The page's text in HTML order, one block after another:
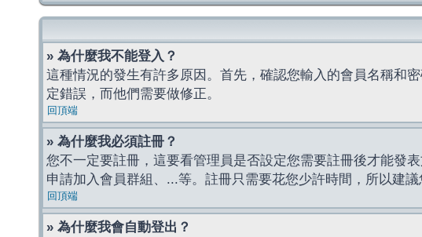
» 為什麼我不能登入？
這種情況的發生有許多原因。首先，確認您輸入的會員名稱和
定錯誤，而他們需要做修正。
回頂端
» 為什麼我必須註冊？
您不一定要註冊，這要看管理員是否設定您需要註冊後才能發
申請加入會員群組、...等。註冊只需要花您少許時間，所以建議
回頂端
» 為什麼我會自動登出？